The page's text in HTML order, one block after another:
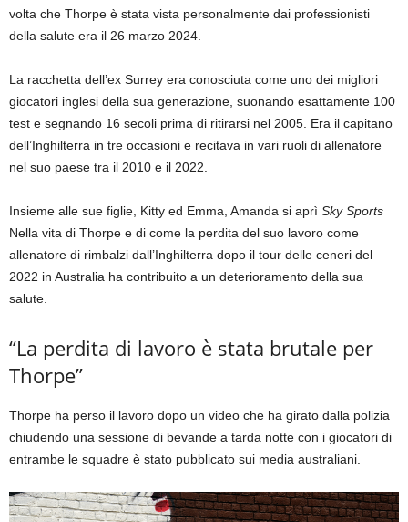
volta che Thorpe è stata vista personalmente dai professionisti
della salute era il 26 marzo 2024.
La racchetta dell’ex Surrey era conosciuta come uno dei migliori
giocatori inglesi della sua generazione, suonando esattamente 100
test e segnando 16 secoli prima di ritirarsi nel 2005. Era il capitano
dell’Inghilterra in tre occasioni e recitava in vari ruoli di allenatore
nel suo paese tra il 2010 e il 2022.
Insieme alle sue figlie, Kitty ed Emma, ​​Amanda si aprì Sky Sports
Nella vita di Thorpe e di come la perdita del suo lavoro come
allenatore di rimbalzi dall’Inghilterra dopo il tour delle ceneri del
2022 in Australia ha contribuito a un deterioramento della sua
salute.
“La perdita di lavoro è stata brutale per
Thorpe”
Thorpe ha perso il lavoro dopo un video che ha girato dalla polizia
chiudendo una sessione di bevande a tarda notte con i giocatori di
entrambe le squadre è stato pubblicato sui media australiani.